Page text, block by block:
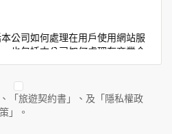
公司如何處理在用戶使用網站服
也包括本公司如何處理在商業合
身份識別資料。隱私權保護政策
網站上的廣告廠商連結，這些置
人的資料。對於您主動提供的個
網站有其個別的隱私權保護政
「旅遊契約書」、及「隱私權政
策」。